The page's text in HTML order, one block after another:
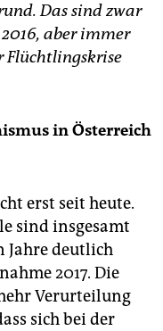
Das sind zwar
aber immer
Flüchtlingskrise
in Österreich
erst seit heute.
sind insgesamt
Jahre deutlich
2017. Die
Verurteilung
sich bei der